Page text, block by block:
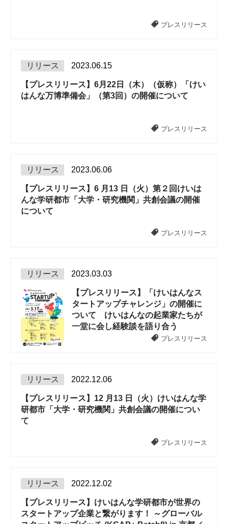
プレスリリース
リリース 2023.06.15
【プレスリリース】6月22日（木）（仮称）「けい
はんな万博準備会」（第3回）の開催について
プレスリリース
リリース 2023.06.06
【プレスリリース】6 月13 日（火）第２回けいは
んな学研都市「大学・研究機関」共創会議の開催
について
プレスリリース
リリース 2023.03.03
【プレスリリース】「けいはんなス
タートアップチャレンジ」の開催に
ついて けいはんなの起業家たちが
一堂に会し経験談を語り合う
プレスリリース
リリース 2022.12.06
【プレスリリース】12 月13 日（火）けいはんな学
研都市「大学・研究機関」共創会議の開催につい
て
プレスリリース
リリース 2022.12.02
【プレスリリース】けいはんな学研都市が世界の
スタートアップ企業と繋がります！ ～グローバル